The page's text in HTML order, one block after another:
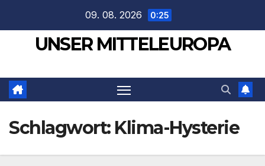
springen
09. 08. 2026 0:25
UNSER MITTELEUROPA
Schlagwort: Klima-Hysterie